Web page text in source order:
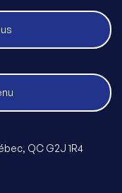
QC G2J 1R4